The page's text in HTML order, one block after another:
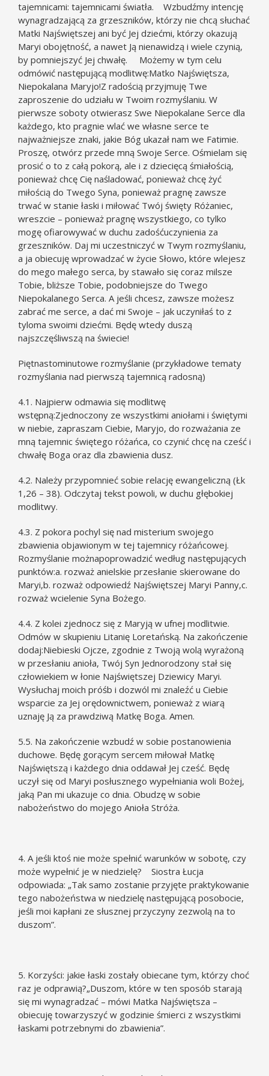
tajemnicami: tajemnicami światła. Wzbudźmy intencję
wynagradzającą za grzeszników, którzy nie chcą słuchać
Matki Najświętszej ani być Jej dziećmi, którzy okazują
Maryi obojętność, a nawet Ją nienawidzą i wiele czynią,
by pomniejszyć Jej chwałę. Możemy w tym celu
odmówić następującą modlitwę:Matko Najświętsza,
Niepokalana Maryjo!Z radością przyjmuję Twe
zaproszenie do udziału w Twoim rozmyślaniu. W
pierwsze soboty otwierasz Swe Niepokalane Serce dla
każdego, kto pragnie wlać we własne serce te
najważniejsze znaki, jakie Bóg ukazał nam we Fatimie.
Proszę, otwórz przede mną Swoje Serce. Ośmielam się
prosić o to z całą pokorą, ale i z dziecięcą śmiałością,
ponieważ chcę Cię naśladować, ponieważ chcę żyć
miłością do Twego Syna, ponieważ pragnę zawsze
trwać w stanie łaski i miłować Twój święty Różaniec,
wreszcie – ponieważ pragnę wszystkiego, co tylko
mogę ofiarowywać w duchu zadośćuczynienia za
grzeszników. Daj mi uczestniczyć w Twym rozmyślaniu,
a ja obiecuję wprowadzać w życie Słowo, które wlejesz
do mego małego serca, by stawało się coraz milsze
Tobie, bliższe Tobie, podobniejsze do Twego
Niepokalanego Serca. A jeśli chcesz, zawsze możesz
zabrać me serce, a dać mi Swoje – jak uczyniłaś to z
tyloma swoimi dziećmi. Będę wtedy duszą
najszczęśliwszą na świecie!
Piętnastominutowe rozmyślanie (przykładowe tematy
rozmyślania nad pierwszą tajemnicą radosną)
4.1. Najpierw odmawia się modlitwę
wstępną:Zjednoczony ze wszystkimi aniołami i świętymi
w niebie, zapraszam Ciebie, Maryjo, do rozważania ze
mną tajemnic świętego różańca, co czynić chcę na cześć i
chwałę Boga oraz dla zbawienia dusz.
4.2. Należy przypomnieć sobie relację ewangeliczną (Łk
1,26 – 38). Odczytaj tekst powoli, w duchu głębokiej
modlitwy.
4.3. Z pokora pochyl się nad misterium swojego
zbawienia objawionym w tej tajemnicy różańcowej.
Rozmyślanie możnapoprowadzić według następujących
punktów:a. rozważ anielskie przesłanie skierowane do
Maryi,b. rozważ odpowiedź Najświętszej Maryi Panny,c.
rozważ wcielenie Syna Bożego.
4.4. Z kolei zjednocz się z Maryją w ufnej modlitwie.
Odmów w skupieniu Litanię Loretańską. Na zakończenie
dodaj:Niebieski Ojcze, zgodnie z Twoją wolą wyrażoną
w przesłaniu anioła, Twój Syn Jednorodzony stał się
człowiekiem w łonie Najświętszej Dziewicy Maryi.
Wysłuchaj moich próśb i dozwól mi znaleźć u Ciebie
wsparcie za Jej orędownictwem, ponieważ z wiarą
uznaję Ją za prawdziwą Matkę Boga. Amen.
5.5. Na zakończenie wzbudź w sobie postanowienia
duchowe. Będę gorącym sercem miłował Matkę
Najświętszą i każdego dnia oddawał Jej cześć. Będę
uczył się od Maryi posłusznego wypełniania woli Bożej,
jaką Pan mi ukazuje co dnia. Obudzę w sobie
nabożeństwo do mojego Anioła Stróża.
4. A jeśli ktoś nie może spełnić warunków w sobotę, czy
może wypełnić je w niedzielę? Siostra Łucja
odpowiada: „Tak samo zostanie przyjęte praktykowanie
tego nabożeństwa w niedzielę następującą posobocie,
jeśli moi kapłani ze słusznej przyczyny zezwolą na to
duszom”.
5. Korzyści: jakie łaski zostały obiecane tym, którzy choć
raz je odprawią?„Duszom, które w ten sposób starają
się mi wynagradzać – mówi Matka Najświętsza –
obiecuję towarzyszyć w godzinie śmierci z wszystkimi
łaskami potrzebnymi do zbawienia”.